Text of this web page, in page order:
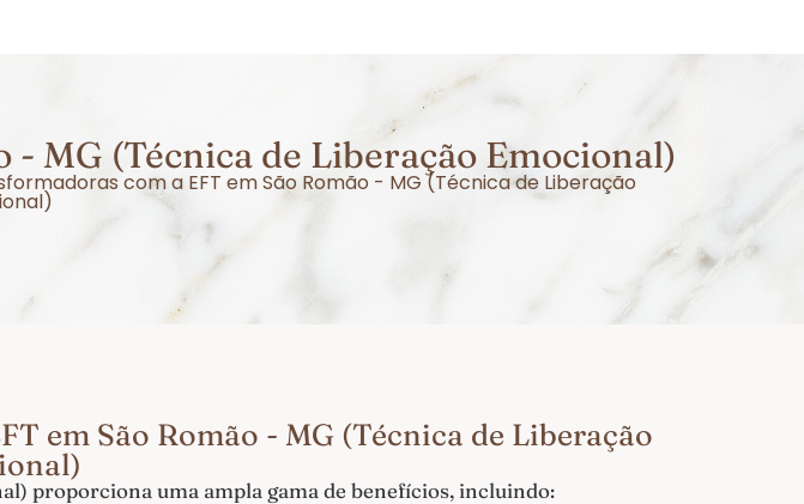
- MG (Técnica de Liberação Emocional)
com a EFT em São Romão - MG (Técnica de Liberação
em São Romão - MG (Técnica de Liberação
proporciona uma ampla gama de benefícios, incluindo: